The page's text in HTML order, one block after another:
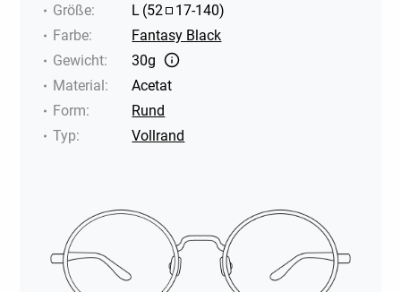
Größe: L (52 17-140)
Farbe:
Fantasy Black
Gewicht:
30g
Material:
Acetat
Form:
Rund
Typ: Vollrand